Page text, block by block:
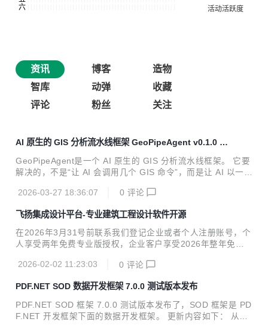
资讯 博客
造物
智库
动弹
收藏
评论
粉丝 关注
AI 原生的 GIS 分析流水线框架 GeoPipeAgent v0.1.0 发
布
GeoPipeAgent是一个 AI 原生的 GIS 分析流水线框架。 它要
解决的，不是“让 AI 会调用几个 GIS 命令”，而是让 AI 以一种
skill 的支持下，其实已经能根据自然语言描述，组织出一些 G
架了。但问题在于：能做，不等于适合直接落地到复杂 GIS
场景。 GIS 分析和一般文本任务不一样。它通常有几个特
点：流程长、步骤依赖强、可选GIS工具多，而且数据量大。
具，再一步步试出来，会遇到几个很现...
2026-03-27 18:36:07 0 评论
飞扬集成设计平台-专业建筑工程设计软件开源
在2026年3月31号前联系我们登记企业或者个人注册账号，个
人享受两年免费专业版授权，企业客户享受2026年整年免费
成设计系统 飞扬集成设计平台 平台简介 飞扬集成设计平台是
业，融二维设计、三维设计、BIM设计、智能设计、协同设计
为一体的BIM正向设计支撑软件。 本项目源代码为 场地布置
二次开发插件示例源代码，并包含飞扬主体DLL 业务愿景 按
2026-02-02 11:23:03 0 评论
PDF.NET SOD 数据开发框架 7.0.0 测试版本发布
PDF.NET SOD 框架 7.0.0 测试版本发布了，SOD 框架是 PD
F.NET 开发框架下面的数据开发框架。 更新内容如下： 从7.x